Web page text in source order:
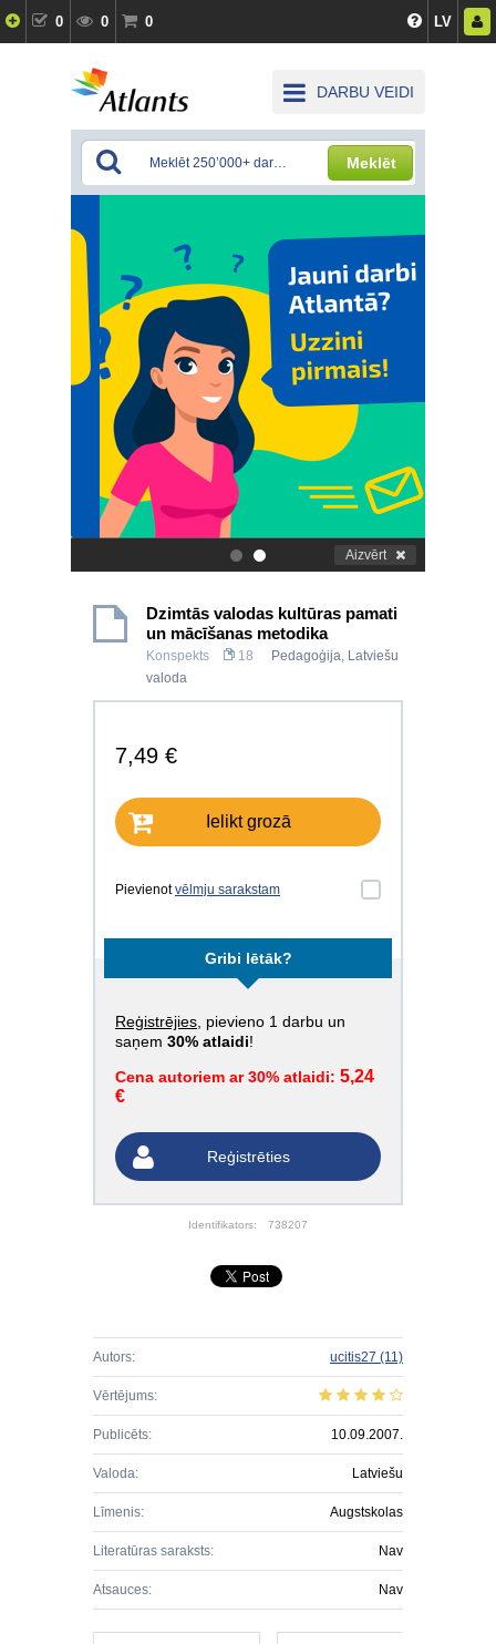
0 0 0 LV
DARBU VEIDI
Meklēt
. Aizvērt
Dzimtās valodas kultūras pamati
un mācīšanas metodika
Konspekts 18 Pedagoģija, Latviešu
valoda
7,49 €
Ielikt grozā
Pievienotvēlmju sarakstam
Gribi lētāk?
Reģistrējies , pievieno 1 darbu un
saņem 30% atlaidi!
Cena autoriem ar 30% atlaidi: 5,24
€
Reģistrēties
Identifikators: 738207
Autors: ucitis27 (11)
Vērtējums:
Publicēts: 10.09.2007.
Valoda: Latviešu
Līmenis: Augstskolas
Literatūras saraksts: Nav
Atsauces: Nav